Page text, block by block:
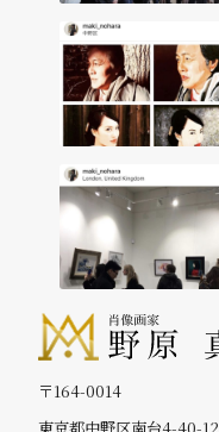
〒164-0014
東京都中野区南台4-40-12